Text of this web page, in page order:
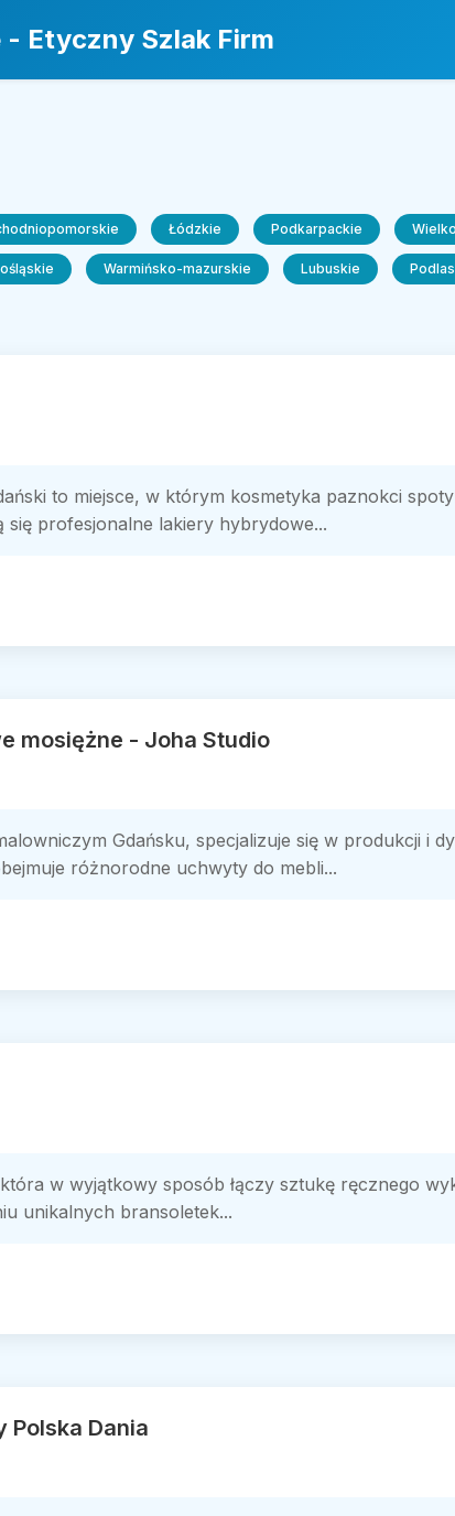
- Etyczny Szlak Firm
Łódzkie Podkarpackie
Warmińsko-mazurskie Lubuskie
to miejsce, w którym kosmetyka paznokci
się profesjonalne lakiery hybrydowe...
mosiężne - Joha Studio
Gdańsku, specjalizuje się w produkcji i
różnorodne uchwyty do mebli...
w wyjątkowy sposób łączy sztukę ręcznego
unikalnych bransoletek...
Polska Dania